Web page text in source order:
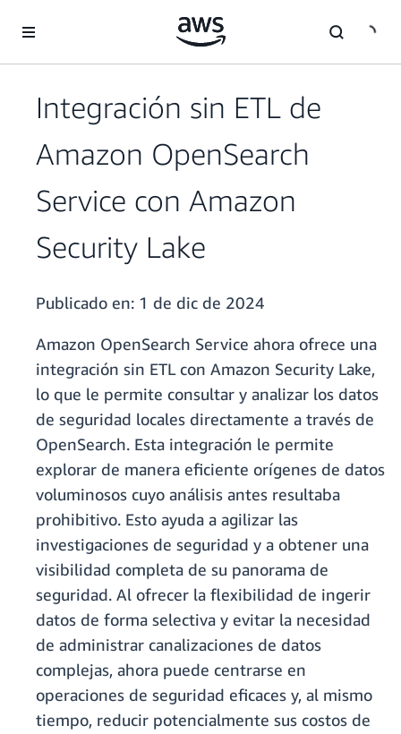
Integración sin ETL de
Amazon OpenSearch
Service con Amazon
Security Lake
Publicado en: 1 de dic de 2024
Amazon OpenSearch Service ahora ofrece una
integración sin ETL con Amazon Security Lake,
lo que le permite consultar y analizar los datos
de seguridad locales directamente a través de
OpenSearch. Esta integración le permite
explorar de manera eficiente orígenes de datos
voluminosos cuyo análisis antes resultaba
prohibitivo. Esto ayuda a agilizar las
investigaciones de seguridad y a obtener una
visibilidad completa de su panorama de
seguridad. Al ofrecer la flexibilidad de ingerir
datos de forma selectiva y evitar la necesidad
de administrar canalizaciones de datos
complejas, ahora puede centrarse en
operaciones de seguridad eficaces y, al mismo
tiempo, reducir potencialmente sus costos de